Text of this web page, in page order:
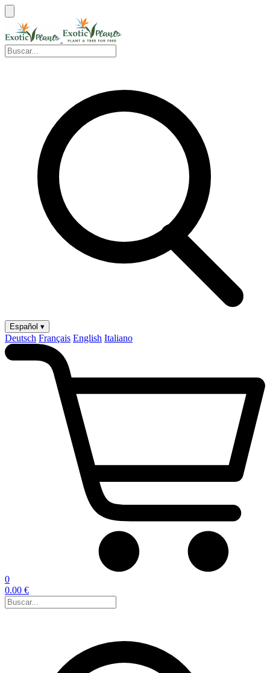
Español ▾
Deutsch Français English Italiano
0
0.00 €